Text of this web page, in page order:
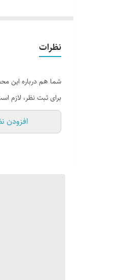
رنگ : سفید مشکی
جنس زیره : PVC
نظرات
شما هم درباره این
برای ثبت نظر، لازم
افزودن